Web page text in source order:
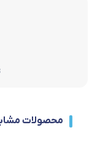
محصولات